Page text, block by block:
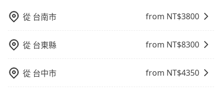
有Booking.com、Agoda.com、Hotels.com、
Expedia.com、Trip.com等。正常來說，線上刷卡付款
完後預定就完成，事先不用電話確認空房，事後也不用
告知付款完畢，一切都能在網路上操作。但有些較冷門
賣的現象，便有可能到了現場卻沒房可住的窘境，所以
從 台南市 from NT$3800
從 台東縣 from NT$8300
從 台中市 from NT$4350